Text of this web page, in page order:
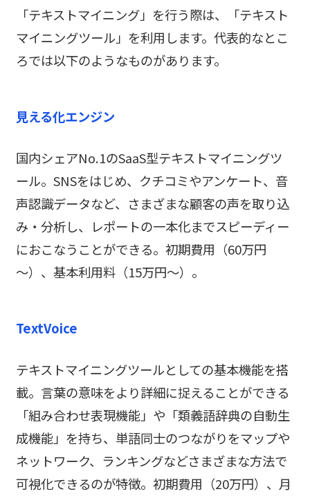
「テキストマイニング」を行う際は、「テキスト
マイニングツール」を利用します。代表的なとこ
ろでは以下のようなものがあります。
見える化エンジン
国内シェアNo.1のSaaS型テキストマイニングツ
ール。SNSをはじめ、クチコミやアンケート、音
声認識データなど、さまざまな顧客の声を取り込
み・分析し、レポートの一本化までスピーディー
におこなうことができる。初期費用（60万円
～）、基本利用料（15万円～）。
TextVoice
テキストマイニングツールとしての基本機能を搭
載。言葉の意味をより詳細に捉えることができる
「組み合わせ表現機能」や「類義語辞典の自動生
成機能」を持ち、単語同士のつながりをマップや
ネットワーク、ランキングなどさまざまな方法で
可視化できるのが特徴。初期費用（20万円）、月